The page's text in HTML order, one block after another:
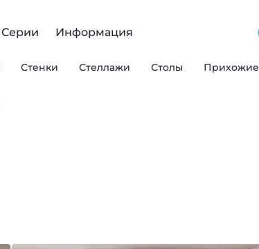
Стенки Стеллажи Столы Прихожие
Серии Информация